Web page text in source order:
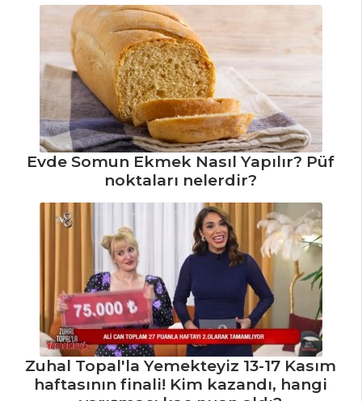
Yapılır?
Rezene Çorbas
Tarifi, Nasıl Yapılır?ı
Tarifi, Nasıl Yapılır?
Kırmızıbiber
Çorbası Tarifi, Nasıl
Yapılır?
Çorbalar Tüm
Tarifleri
Evde Somun Ekmek Nasıl Yapılır? Püf
noktaları nelerdir?
Zuhal Topal'la Yemekteyiz 13-17 Kasım
haftasının finali! Kim kazandı, hangi